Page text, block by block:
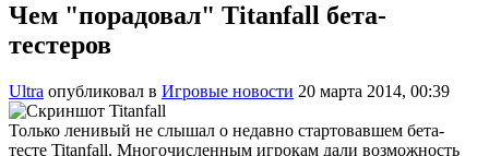
Чем "порадовал" Titanfall бета-
тестеров
Ultra опубликовал в Игровые новости 20 марта 2014, 00:39
Только ленивый не слышал о недавно стартовавшем бета-
тесте Titanfall. Многочисленным игрокам дали возможность